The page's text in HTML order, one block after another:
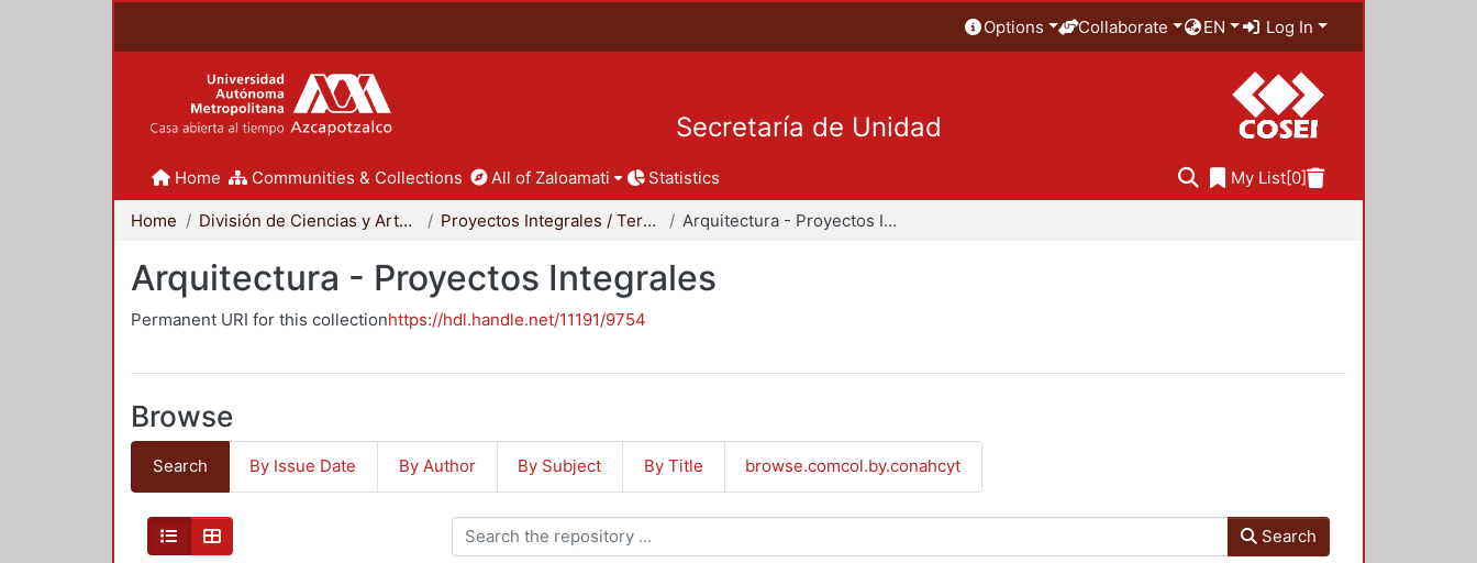
Options Collaborate EN Log In
Secretaría de Unidad
Home Communities & Collections All of Zaloamati Statistics My List[0]
Home División de Ciencias y Artes para el Diseño Proyectos Integrales / Terminales - Licenciatura Arquitectura - Proyectos Integrales
Arquitectura - Proyectos Integrales
Permanent URI for this collectionhttps://hdl.handle.net/11191/9754
Browse
Search By Issue Date By Author By Subject By Title browse.comcol.by.conahcyt
Search